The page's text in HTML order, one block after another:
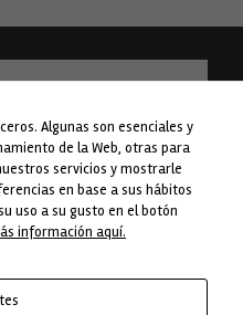
financiada pola Liña 1 do Plan
da Deputación de
Algunas son esenciales y
de la Web, otras para
servicios y mostrarle
en base a sus hábitos
uso a su gusto en el botón
información aquí.
Experiencia
nuestra web
funcione lo
mejor posible
durante tu
cookies,